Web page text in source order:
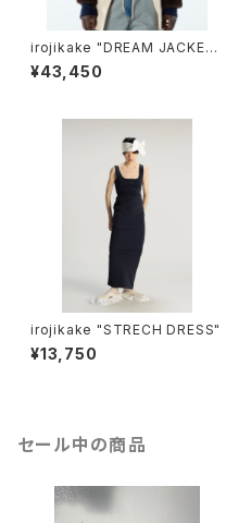
irojikake "DREAM JACKET"
(BROWN)
¥43,450
irojikake "STRECH DRESS"
¥13,750
セール中の商品